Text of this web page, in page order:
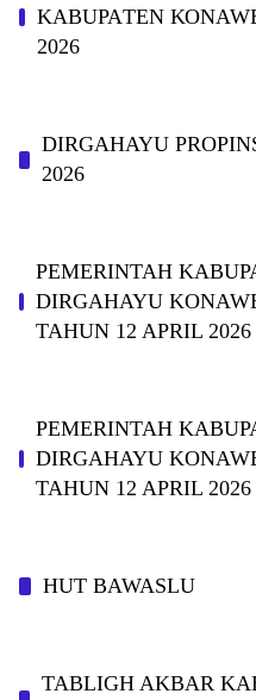
KABUPAΤΕΝ
2026
DIRGAHAYU
2026
PEMERINTAH
DIRGAHAYU
TAHUN 12 APRIL 2026
PEMERINTAH
DIRGAHAYU
TAHUN 12 APRIL 2026
HUT BAWASLU
TABLIGH AKBAR